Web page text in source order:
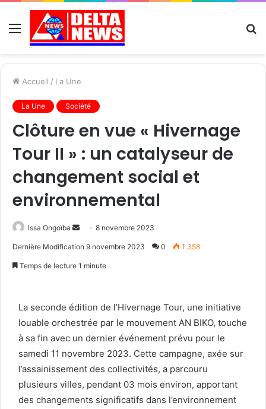
Menu
Accueil / La Une
La Une Société
Clôture en vue « Hivernage
Tour II » : un catalyseur de
changement social et
environnemental
Issa Ongoïba
Send8 novembre 2023
Dernière Modification 9 novembre 2023 0 1 358
Temps de lecture 1 minute
La seconde édition de l’Hivernage Tour, une initiative
louable orchestrée par le mouvement AN BIKO, touche
à sa fin avec un dernier événement prévu pour le
samedi 11 novembre 2023. Cette campagne, axée sur
l’assainissement des collectivités, a parcouru
plusieurs villes, pendant 03 mois environ, apportant
des changements significatifs dans l’environnement